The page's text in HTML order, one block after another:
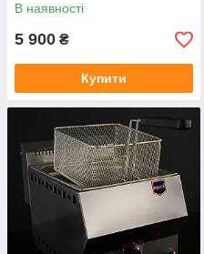
В наявності
5 900 ₴
Купити